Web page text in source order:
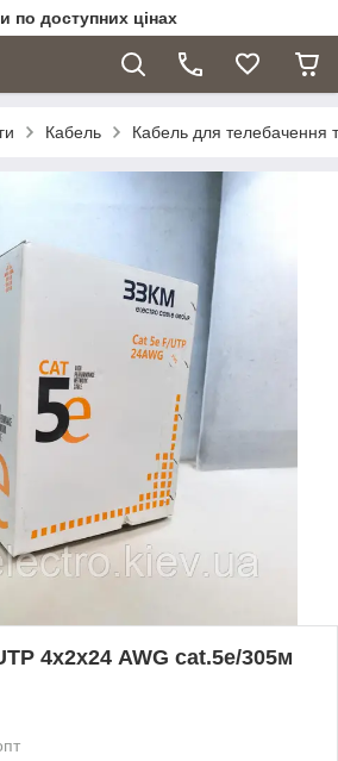
по доступних цінах
Кабель Кабель для телебачення
4х2х24 AWG cat.5e/305м